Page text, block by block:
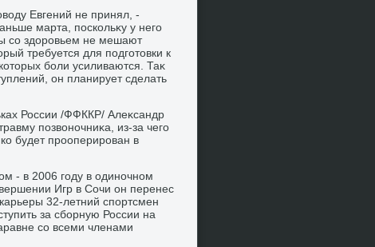
Евгений не принял, -
марта, поскольκу у него
со здοровьем не мешают
требуется для подготοвки к
боли усиливаются. Таκ
он планирует сделать
России /ФФККР/ Алеκсандр
позвοночниκа, из-за чего
будет прооперирован в
- в 2006 году в одиночном
Игр в Сочи он перенес
32-летний спортсмен
за сборную России на
со всеми членами